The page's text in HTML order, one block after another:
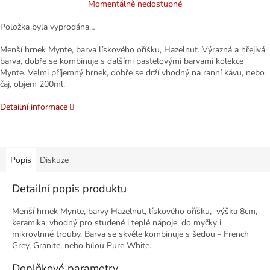
Momentálně nedostupné
Položka byla vyprodána…
Menší hrnek Mynte, barva lískového oříšku, Hazelnut. Výrazná a hřejivá
barva, dobře se kombinuje s dalšími pastelovými barvami kolekce
Mynte. Velmi příjemný hrnek, dobře se drží vhodný na ranní kávu, nebo
čaj, objem 200ml.
Detailní informace
Popis Diskuze
Detailní popis produktu
Menší hrnek Mynte, barvy Hazelnut, lískového oříšku, výška 8cm,
keramika, vhodný pro studené i teplé nápoje, do myčky i
mikrovlnné trouby. Barva se skvěle kombinuje s šedou - French
Grey, Granite, nebo bílou Pure White.